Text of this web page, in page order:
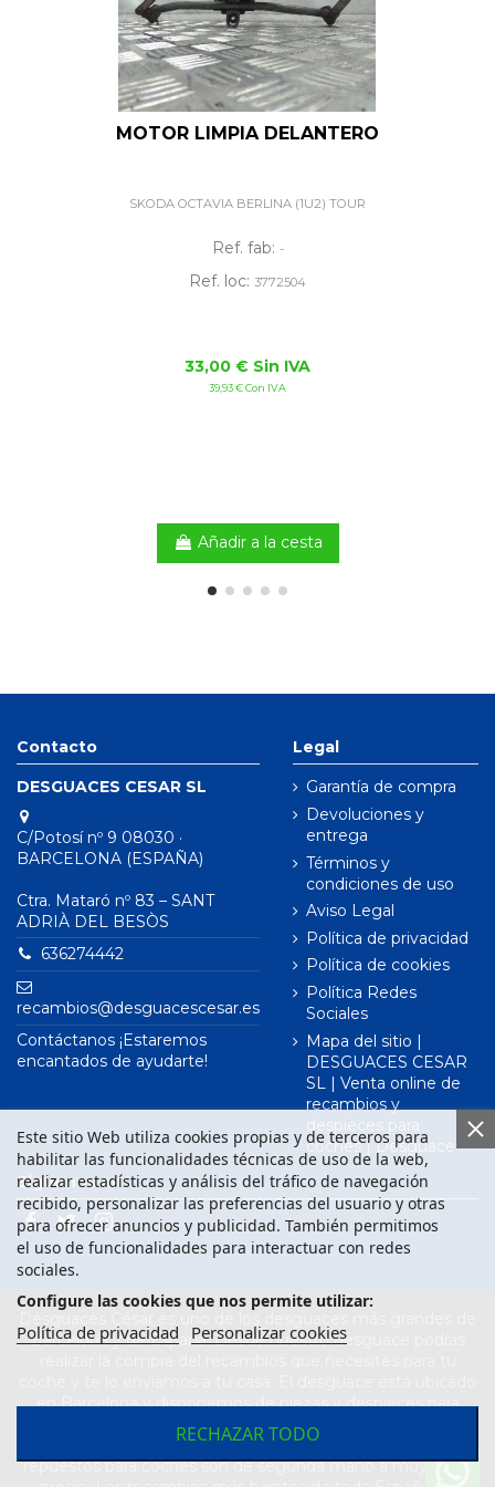
MOTOR LIMPIA DELANTERO
SKODA OCTAVIA BERLINA (1U2) TOUR
Ref. fab: -
Ref. loc: 3772504
33,00 € Sin IVA
39,93 € Con IVA
Añadir a la cesta
Contacto
DESGUACES CESAR SL
C/Potosí nº 9 08030 ·
BARCELONA (ESPAÑA)
Ctra. Mataró nº 83 – SANT
ADRIÀ DEL BESÒS
636274442
recambios@desguacescesar.es
Contáctanos ¡Estaremos
encantados de ayudarte!
Legal
Garantía de compra
Devoluciones y
entrega
Términos y
condiciones de uso
Aviso Legal
Política de privacidad
Política de cookies
Política Redes
Sociales
Mapa del sitio |
DESGUACES CESAR
SL | Venta online de
recambios y
despieces para
coches | Desguace
Este sitio Web utiliza cookies propias y de terceros para
habilitar las funcionalidades técnicas de uso de la web,
realizar estadísticas y análisis del tráfico de navegación
recibido, personalizar las preferencias del usuario y otras
para ofrecer anuncios y publicidad. También permitimos
el uso de funcionalidades para interactuar con redes
sociales.
Configure las cookies que nos permite utilizar:
Política de privacidad Personalizar cookies
RECHAZAR TODO
Síguenos en
Barcelona y de España. Desde nuestro desguace podrás
en Barcelona y disponemos de piezas y despieces para
todas las marcas de vehículos. Compra el recambio que
necesitas para tu coche en nuestro desguace. Los
repuestos para coches son de segunda mano a muy buen